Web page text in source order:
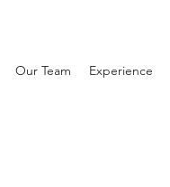
Our Team Experience